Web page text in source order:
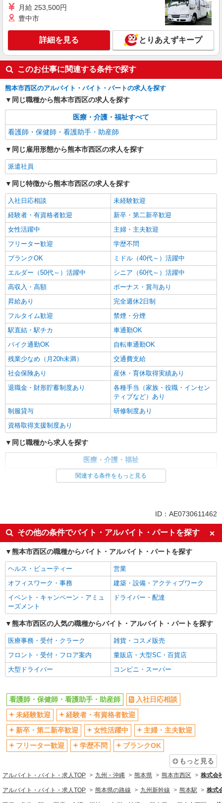
派遣社員
株式会社kotrio /●KM-H-2086608
≪日払いOK！≫病院の看護助手＊即日勤務も
可能♪
時給1450円〜2062円 ＜日払い有/週払い有/交
通費全支給(ガソリン代含む)＞
熊本市西区 熊本駅周辺
キープ
株式会社kotrio /●KM-H-1978135
デイサービスの看護師＊日払いOK！推し活の
軍資金も即ゲット◎
ン代含む)/日払い可/週払い可＞
熊本市西区 熊本駅周辺
キープ 詳細を見る
月給 253,500円
豊中市
詳細を見る とりあえずキープ
このお仕事に関連する条件で探す
熊本市西区のアルバイト・バイト・パートの求人を探す
同じ職種から熊本市西区の求人を探す
医療・介護・福祉すべて
看護師・保健師・看護助手・助産師
同じ雇用形態から熊本市西区の求人を探す
派遣社員
同じ特徴から熊本市西区の求人を探す
入社日応相談
未経験歓迎
経験者・有資格者歓迎
新卒・第二新卒歓迎
女性活躍中
主婦・主夫歓迎
フリーター歓迎
学歴不問
ブランクOK
ミドル（40代～）活躍中
エルダー（50代～）活躍中
シニア（60代～）活躍中
高収入・高額
ボーナス・賞与あり
昇給あり
完全週休2日制
フルタイム歓迎
禁煙・分煙
駅直結・駅チカ
車通勤OK
バイク通勤OK
自転車通勤OK
残業少なめ（月20h未満）
交通費支給
社会保険あり
産休・育休取得実績あり
退職金・財形貯蓄制度あり
各種手当（家族・役職・インセン
ティブなど）あり
制服貸与
研修制度あり
資格取得支援制度あり
同じ職種から求人を探す
医療・介護・福祉
看護師・保健師・看護助手・助産師
ボーナス・賞与あり
車通勤OK
交通費支給
社会保険あり
産休・育休取得実績あり
関連する条件をもっと見る
ID：AE0730611462
その他の条件でバイト・アルバイト・パートを探す
熊本市西区の職種からバイト・アルバイト・パートを探す
ヘルス・ビューティー
営業
オフィスワーク・事務
建築・設備・アクティブワーク
イベント・キャンペーン・アミュ
ーズメント
ドライバー・配達
熊本市西区の人気の職種からバイト・アルバイト・パートを探す
医療事務・受付・クラーク
雑貨・コスメ販売
フロント・受付・フロア案内
量販店・大型SC・百貨店
大型ドライバー
コンビニ・スーパー
看護師・保健師・看護助手・助産師
入社日応相談
未経験歓迎
経験者・有資格者歓迎
新卒・第二新卒歓迎
女性活躍中
主婦・主夫歓迎
フリーター歓迎
学歴不問
ブランクOK
もっと見る
アルバイト・バイト・求人TOP 九州・沖縄 熊本県 熊本市西区 株式会
アルバイト・バイト・求人TOP 熊本県の路線 九州新幹線 熊本駅 株式